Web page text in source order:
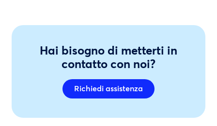
Hai bisogno di metterti in
contatto con noi?
Richiedi assistenza